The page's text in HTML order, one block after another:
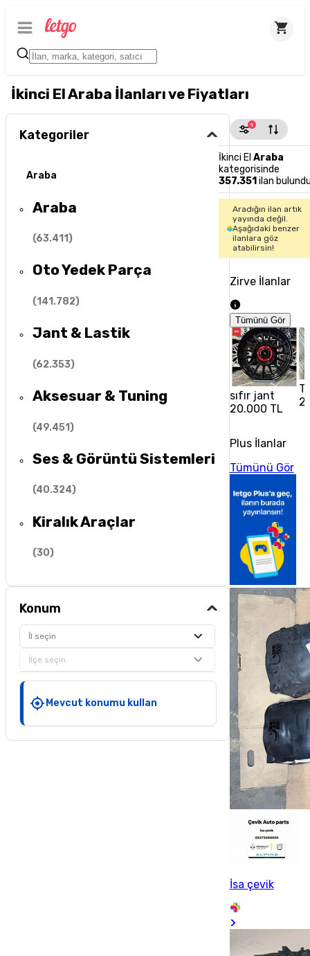
İkinci El Araba İlanları ve Fiyatları
Kategoriler
Araba
Araba
(63.411)
Oto Yedek Parça
(141.782)
Jant & Lastik
(62.353)
Aksesuar & Tuning
(49.451)
Ses & Görüntü Sistemleri
(40.324)
Kiralık Araçlar
(30)
Konum
İl seçin
İlçe seçin
Mevcut konumu kullan
1
İkinci El Araba
kategorisinde
357.351 ilan
Aradığın ilan artık
yayında değil.
Aşağıdaki benzer
ilanlara göz
atabilirsin!
Zirve İlanlar
Tümünü Gör
sıfır jant
20.000 TL
Plus İlanlar
Tümünü Gör
İsa çevik